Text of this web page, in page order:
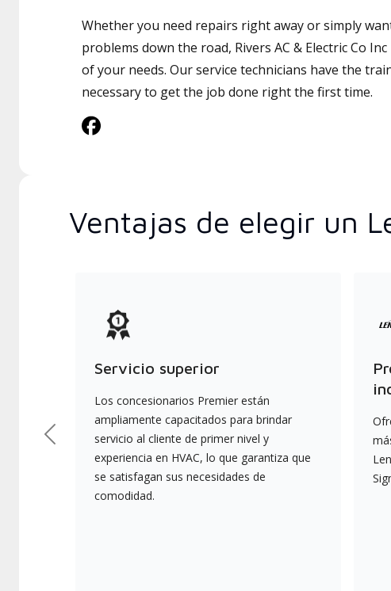
Whether you need repairs right away or simply
problems down the road, Rivers AC & Electric Co
of your needs. Our service technicians have the
necessary to get the job done right the first time.
Ventajas de elegir un
Servicio superior
Los concesionarios Premier están
ampliamente capacitados para brindar
servicio al cliente de primer nivel y
experiencia en HVAC, lo que garantiza que
se satisfagan sus necesidades de
comodidad.
Anterior